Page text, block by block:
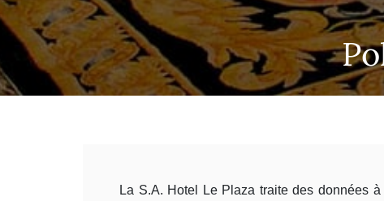
La S.A. Hotel Le Plaza traite des données